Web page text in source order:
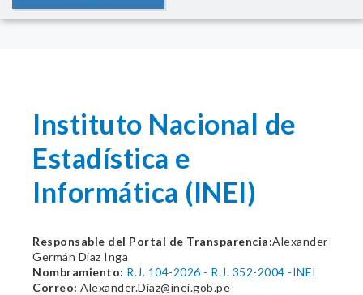
Instituto Nacional de
Estadística e
Informática (INEI)
Responsable del Portal de Transparencia:Alexander
Germán Diaz Inga
Nombramiento: R.J. 104-2026 - R.J. 352-2004 -INEI
Correo: Alexander.Diaz@inei.gob.pe